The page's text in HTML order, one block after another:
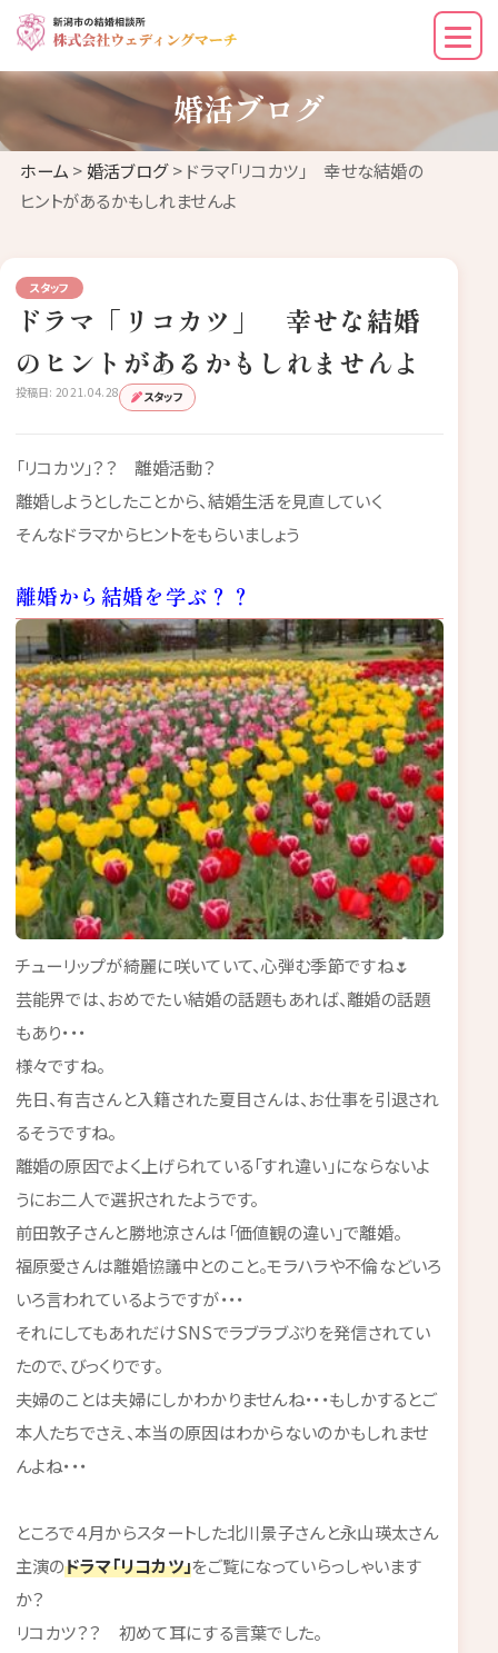
婚活ブログ
ホーム >婚活ブログ> ドラマ「リコカツ」 幸せな結婚の
ヒントがあるかもしれませんよ
スタッフ
ドラマ「リコカツ」 幸せな結婚
のヒントがあるかもしれませんよ
投稿日: 2021.04.28 スタッフ
「リコカツ」？？ 離婚活動？
離婚しようとしたことから、結婚生活を見直していく
そんなドラマからヒントをもらいましょう
離婚から結婚を学ぶ？？
チューリップが綺麗に咲いていて、心弾む季節ですね🌷
芸能界では、おめでたい結婚の話題もあれば、離婚の話題
もあり・・・
様々ですね。
先日、有吉さんと入籍された夏目さんは、お仕事を引退され
るそうですね。
離婚の原因でよく上げられている「すれ違い」にならないよ
うにお二人で選択されたようです。
前田敦子さんと勝地涼さんは「価値観の違い」で離婚。
福原愛さんは離婚協議中とのこと。モラハラや不倫などいろ
いろ言われているようですが・・・
それにしてもあれだけSNSでラブラブぶりを発信されてい
たので、びっくりです。
夫婦のことは夫婦にしかわかりませんね・・・もしかするとご
本人たちでさえ、本当の原因はわからないのかもしれませ
んよね・・・
ところで４月からスタートした北川景子さんと永山瑛太さん
主演のドラマ「リコカツ」をご覧になっていらっしゃいます
か？
リコカツ？？ 初めて耳にする言葉でした。